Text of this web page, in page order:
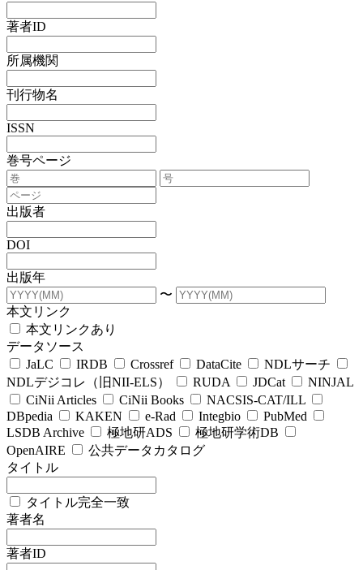
著者ID
所属機関
刊行物名
ISSN
巻号ページ
出版者
DOI
出版年
〜
本文リンク
本文リンクあり
データソース
JaLC
IRDB Crossref DataCite
NDLサーチ
NDLデジコレ（旧NII-ELS）
RUDA JDCat
NINJAL
CiNii Articles
CiNii Books
NACSIS-CAT/ILL
DBpedia
KAKEN e-Rad Integbio
PubMed
LSDB Archive
極地研ADS
極地研学術DB
OpenAIRE
公共データカタログ
タイトル
タイトル完全一致
著者名
著者ID